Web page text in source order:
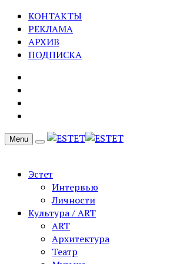
КОНТАКТЫ
РЕКЛАМА
АРХИВ
ПОДПИСКА
Menu
Эстет
Интервью
Личности
Культура / ART
ART
Архитектура
Театр